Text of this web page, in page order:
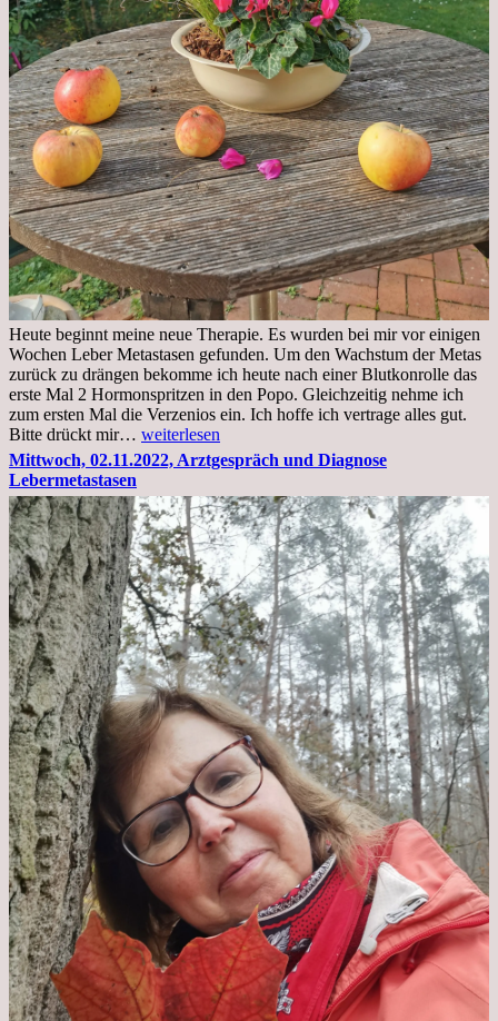
Heute beginnt meine neue Therapie. Es wurden bei mir vor einigen
Wochen Leber Metastasen gefunden. Um den Wachstum der Metas
zurück zu drängen bekomme ich heute nach einer Blutkonrolle das
erste Mal 2 Hormonspritzen in den Popo. Gleichzeitig nehme ich
zum ersten Mal die Verzenios ein. Ich hoffe ich vertrage alles gut.
Bitte drückt mir… Mittwoch,
09.11.2022
weiterlesen
Mittwoch, 02.11.2022, Arztgespräch und Diagnose
Lebermetastasen